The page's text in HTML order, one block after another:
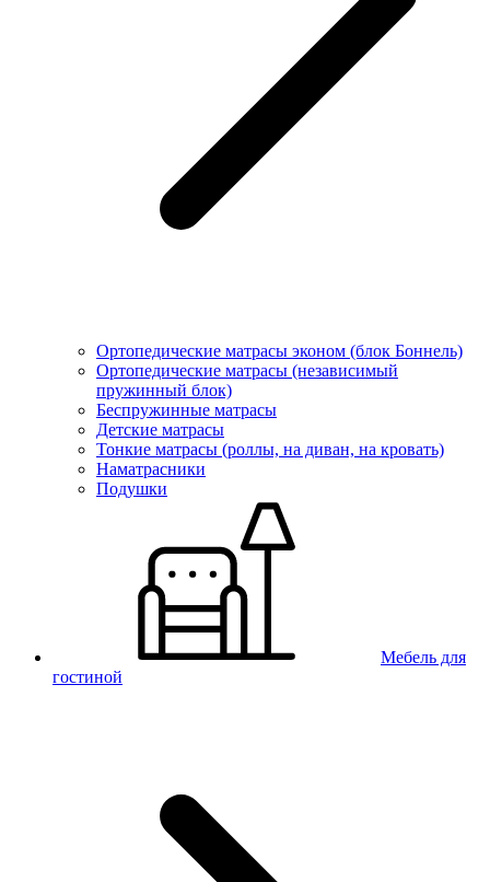
Ортопедические матрасы эконом (блок Боннель)
Ортопедические матрасы (независимый
пружинный блок)
Беcпружинные матрасы
Детские матрасы
Тонкие матрасы (роллы, на диван, на кровать)
Наматрасники
Подушки
Мебель для
гостиной